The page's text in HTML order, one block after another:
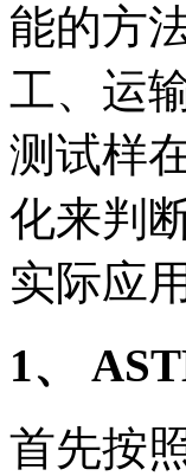
能的方
工、运
测试样
化来判
实际应
1、
首先按